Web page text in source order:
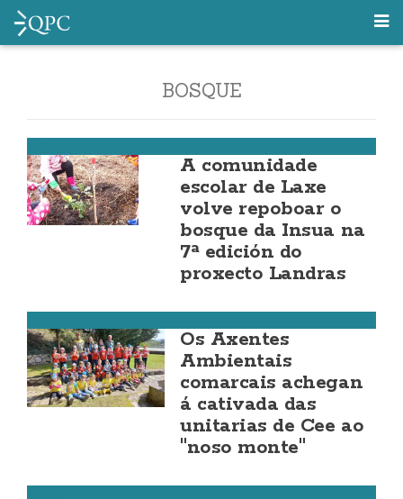
BOSQUE
A comunidade
escolar de Laxe
volve repoboar o
bosque da Insua na
7ª edición do
proxecto Landras
Os Axentes
Ambientais
comarcais achegan
á cativada das
unitarias de Cee ao
"noso monte"